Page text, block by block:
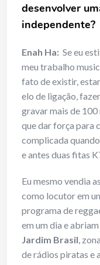
desenvolver
independente?
Enah Ha: Se eu
meu trabalho
fato de existir,
elo de ligação,
gravar mais de
que dar força para
complicada
e antes duas fitas
Eu mesmo vendia
como locutor em
programa de
em um dia e
Jardim Brasil,
de rádios piratas e